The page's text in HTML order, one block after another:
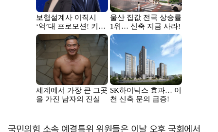
국민의힘 소속 예결특위 위원들은 이날 오후 국회에서